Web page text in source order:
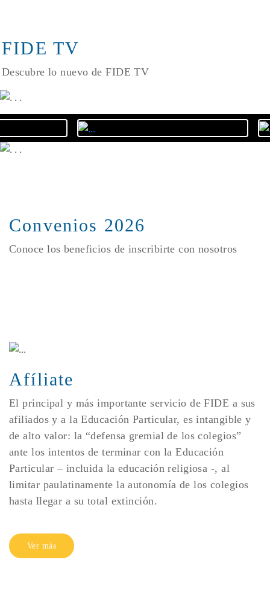
FIDE TV
Descubre lo nuevo de FIDE TV
Convenios 2026
Conoce los beneficios de inscribirte con nosotros
Afíliate
El principal y más importante servicio de FIDE a sus
afiliados y a la Educación Particular, es intangible y
de alto valor: la “defensa gremial de los colegios”
ante los intentos de terminar con la Educación
Particular – incluida la educación religiosa -, al
limitar paulatinamente la autonomía de los colegios
hasta llegar a su total extinción.
Ver más